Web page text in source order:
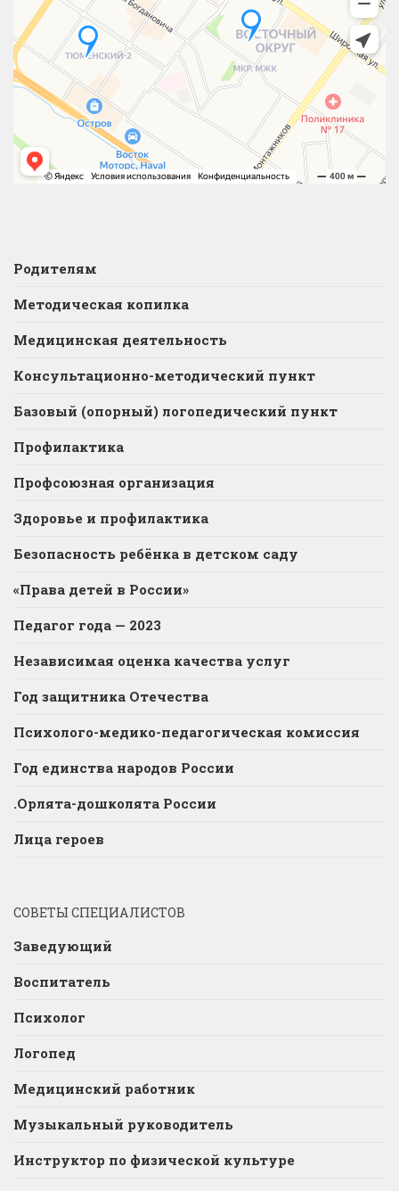
Родителям
Методическая копилка
Медицинская деятельность
Консультационно-методический пункт
Базовый (опорный) логопедический пункт
Профилактика
Профсоюзная организация
Здоровье и профилактика
Безопасность ребёнка в детском саду
«Права детей в России»
Педагог года — 2023
Независимая оценка качества услуг
Год защитника Отечества
Психолого-медико-педагогическая комиссия
Год единства народов России
.Орлята-дошколята России
Лица героев
СОВЕТЫ СПЕЦИАЛИСТОВ
Заведующий
Воспитатель
Психолог
Логопед
Медицинский работник
Музыкальный руководитель
Инструктор по физической культуре